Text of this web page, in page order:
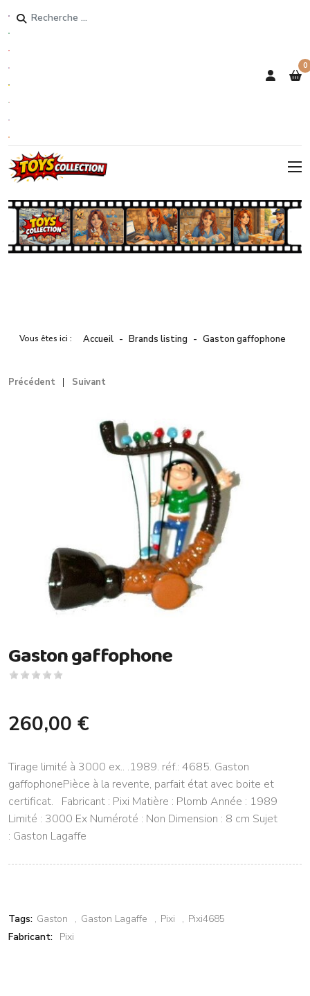
Rechercher
0
Vous êtes ici : Accueil Brands listing Gaston gaffophone
Précédent Suivant
Gaston gaffophone
260,00 €
Tirage limité à 3000 ex.. .1989. réf.: 4685. Gaston
gaffophonePièce à la revente, parfait état avec boite et
certificat. Fabricant : Pixi Matière : Plomb Année : 1989
Limité : 3000 Ex Numéroté : Non Dimension : 8 cm Sujet
: Gaston Lagaffe
Tags: Gaston Gaston Lagaffe Pixi
Pixi4685
Fabricant: Pixi